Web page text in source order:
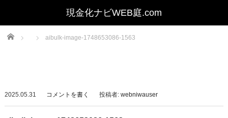
Home aibulk-image-1748653086-1563
2025.05.31 コメントを書く 投稿者: webniwauser